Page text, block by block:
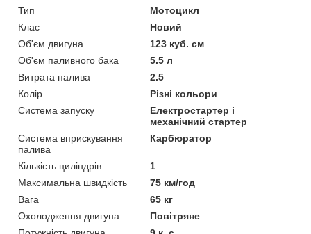
Тип
Мотоцикл
Клас
Новий
Об'єм двигуна
123 куб. см
Об'єм паливного бака
5.5 л
Витрата палива
2.5
Колір
Різні кольори
Система запуску
Електростартер і
механічний стартер
Система вприскування
палива
Карбюратор
Кількість циліндрів
1
Максимальна швидкість
75 км/год
Вага
65 кг
Охолодження двигуна
Повітряне